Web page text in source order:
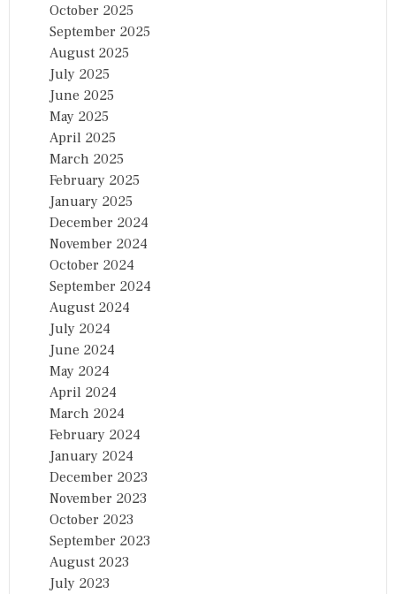
October 2025
September 2025
August 2025
July 2025
June 2025
May 2025
April 2025
March 2025
February 2025
January 2025
December 2024
November 2024
October 2024
September 2024
August 2024
July 2024
June 2024
May 2024
April 2024
March 2024
February 2024
January 2024
December 2023
November 2023
October 2023
September 2023
August 2023
July 2023